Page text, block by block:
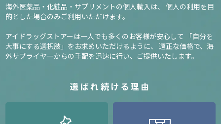
海外医薬品・化粧品・サプリメントの個人輸入は、
個人の利用を目
的とした場合のみご利用いただけます。
アイドラッグストアーは一人でも多くのお客様が安心して
「自分を
大事にする選択肢」をお求めいただけるように、
適正な価格で、海
外サプライヤーからの手配を迅速に行い、ご提供いたします。
選ばれ続ける理由